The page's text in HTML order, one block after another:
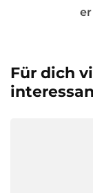
Für dich